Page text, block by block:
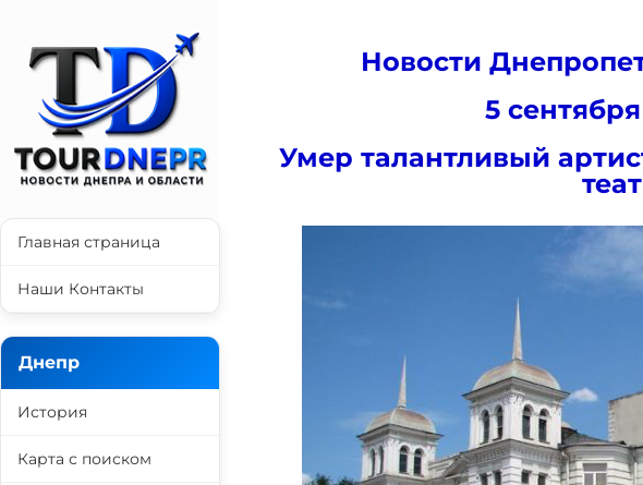
Новости
5 сентября
Умер талантливый
Главная страница
Наши Контакты
Днепр
История
Карта с поиском